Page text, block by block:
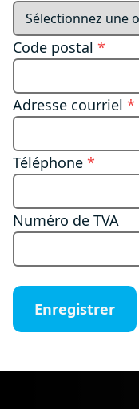
Code postal *
Adresse courriel *
Téléphone *
Numéro de TVA
Enregistrer